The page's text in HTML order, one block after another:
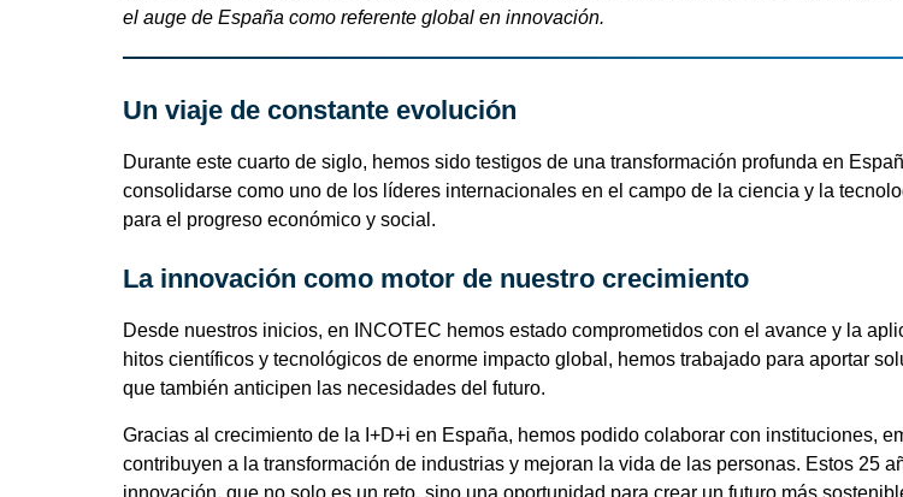
el auge de España como referente global en innovación.
Un viaje de constante evolución
Durante este cuarto de siglo, hemos sido testigos de una transformación profunda en
consolidarse como uno de los líderes internacionales en el campo de la ciencia y la
para el progreso económico y social.
La innovación como motor de nuestro crecimiento
Desde nuestros inicios, en INCOTEC hemos estado comprometidos con el avance y la
hitos científicos y tecnológicos de enorme impacto global, hemos trabajado para aportar
que también anticipen las necesidades del futuro.
Gracias al crecimiento de la I+D+i en España, hemos podido colaborar con instituciones,
contribuyen a la transformación de industrias y mejoran la vida de las personas. Estos 25
innovación, que no solo es un reto, sino una oportunidad para crear un futuro más